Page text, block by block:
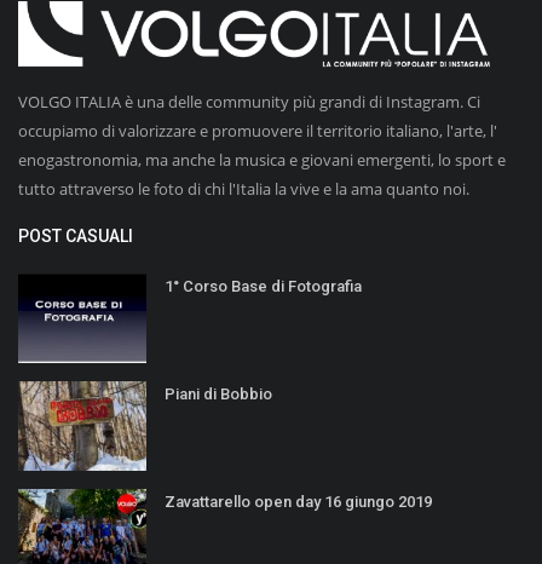
VOLGO ITALIA è una delle community più grandi di Instagram. Ci
occupiamo di valorizzare e promuovere il territorio italiano, l'arte, l'
enogastronomia, ma anche la musica e giovani emergenti, lo sport e
tutto attraverso le foto di chi l'Italia la vive e la ama quanto noi.
POST CASUALI
1° Corso Base di Fotografia
Piani di Bobbio
Zavattarello open day 16 giungo 2019